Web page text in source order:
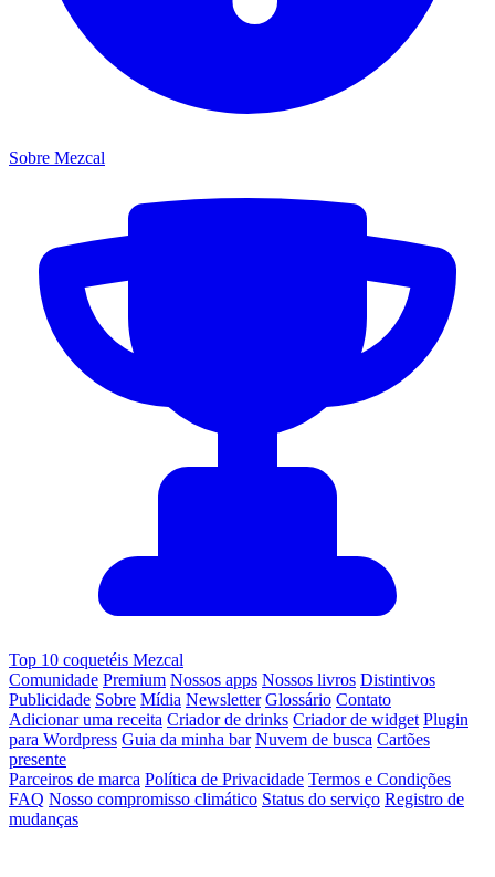
Sobre Mezcal
Top 10 coquetéis Mezcal
Comunidade Premium Nossos apps Nossos livros Distintivos
Publicidade Sobre Mídia Newsletter Glossário Contato
Adicionar uma receita Criador de drinks Criador de widget Plugin
para Wordpress Guia da minha bar Nuvem de busca Cartões
presente
Parceiros de marca Política de Privacidade Termos e Condições
FAQ Nosso compromisso climático Status do serviço Registro de
mudanças